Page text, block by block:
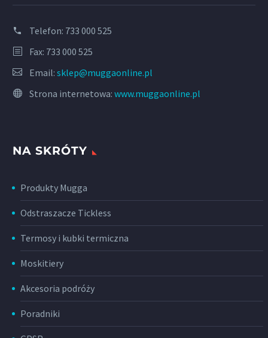
Telefon: 733 000 525
Fax: 733 000 525
Email: sklep@muggaonline.pl
Strona internetowa: www.muggaonline.pl
NA SKRÓTY
Produkty Mugga
Odstraszacze Tickless
Termosy i kubki termiczna
Moskitiery
Akcesoria podróży
Poradniki